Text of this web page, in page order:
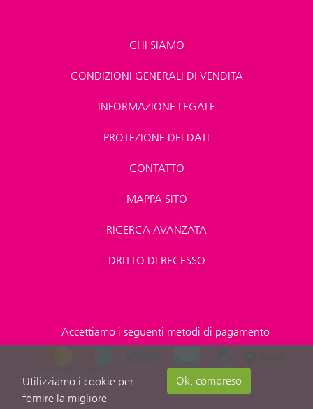
CHI SIAMO
CONDIZIONI GENERALI DI VENDITA
INFORMAZIONE LEGALE
PROTEZIONE DEI DATI
CONTATTO
MAPPA SITO
RICERCA AVANZATA
DRITTO DI RECESSO
Accettiamo i seguenti metodi di pagamento
Utilizziamo i cookie per
fornire la migliore
Ok, compreso